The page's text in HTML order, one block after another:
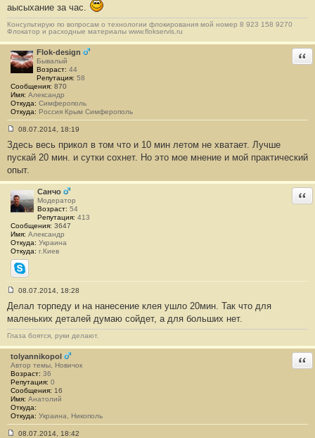
е
н
и
е
#
2
аысыхание за час.
Консультирую по вопросам о технологии флокирования мой номер 8 923 158 9270
Флокатор и расходные материалы www.flokservis.ru
Flok-design
Бывалый
Возраст: 44
Репутация: 58
Сообщения: 870
Имя: Александр
Откуда: Симферополь
Откуда: Россия Крым Симферополь
о
о
б
щ
н
и
е
#
08.07.2014, 18:19
Здесь весь прикол в том что и 10 мин летом не хватает. Лучше
пускай 20 мин. и сутки сохнет. Но это мое мнение и мой практический
опыт.
Санчо
Модератор
Возраст: 54
Репутация: 413
Сообщения: 3647
Имя: Александр
Откуда: Украина
Откуда: г.Киев
Skype
о
б
щ
е
н
и
е
#
4
08.07.2014, 18:28
Делал торпеду и на нанесение клея ушло 20мин. Так что для
маленьких деталей думаю сойдет, а для больших нет.
Глаза боятся, руки делают.
tolyannikopol
Автор темы, Новичок
Возраст: 36
Репутация: 0
Сообщения: 16
Имя: Анатолий
Откуда:
Откуда: Украина, Никополь
08.07.2014, 18:42